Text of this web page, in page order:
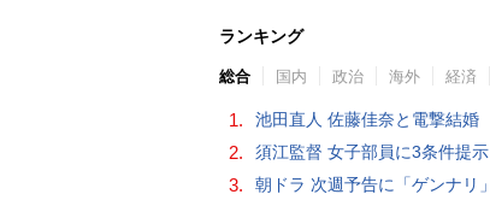
ランキング
総合 国内 政治 海外 経済
1. 池田直人 佐藤佳奈と電撃結婚
2. 須江監督 女子部員に3条件提示
3. 朝ドラ 次週予告に「ゲンナリ」